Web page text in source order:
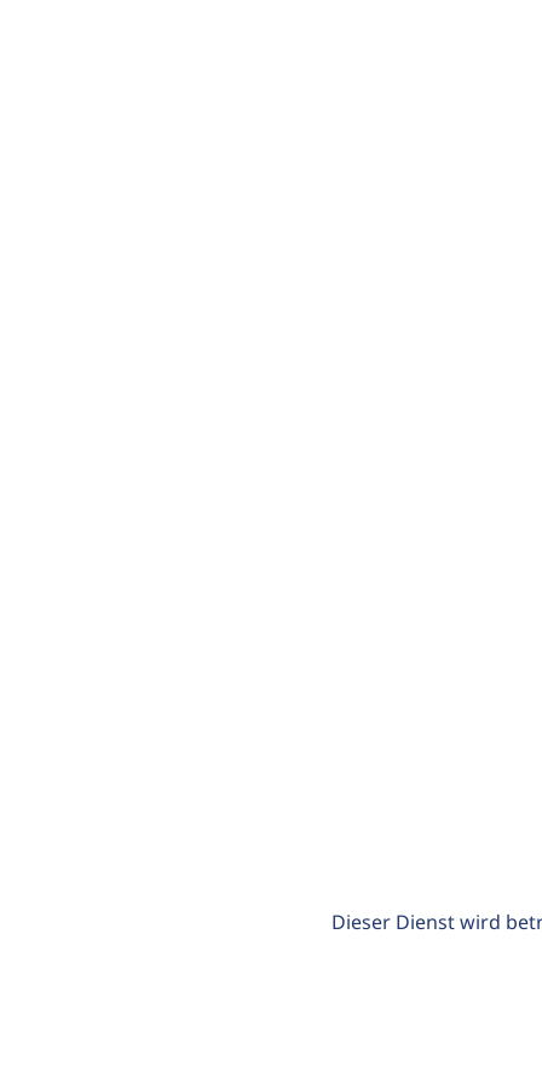
Dieser Dienst wird